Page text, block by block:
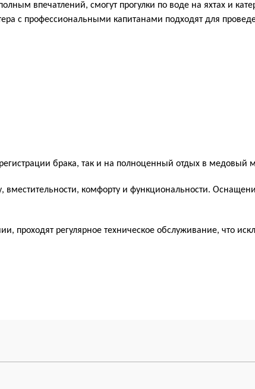
впечатлений, смогут прогулки по воде на яхтах и
с профессиональными капитанами подходят для
брака, так и на полноценный отдых в медовый
комфорту и функциональности.
проходят регулярное техническое обслуживание, что